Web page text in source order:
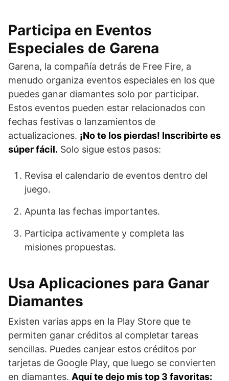
Participa en Eventos
Especiales de Garena
Garena, la compañía detrás de Free Fire, a
menudo organiza eventos especiales en los que
puedes ganar diamantes solo por participar.
Estos eventos pueden estar relacionados con
fechas festivas o lanzamientos de
actualizaciones. ¡No te los pierdas! Inscribirte es
súper fácil. Solo sigue estos pasos:
Revisa el calendario de eventos dentro del
juego.
Apunta las fechas importantes.
Participa activamente y completa las
misiones propuestas.
Usa Aplicaciones para Ganar
Diamantes
Existen varias apps en la Play Store que te
permiten ganar créditos al completar tareas
sencillas. Puedes canjear estos créditos por
tarjetas de Google Play, que luego se convierten
en diamantes. Aquí te dejo mis top 3 favoritas: